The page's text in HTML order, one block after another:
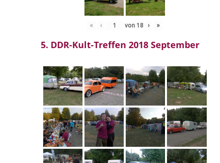
« ‹ von 18 › »
5. DDR-Kult-Treffen 2018 September